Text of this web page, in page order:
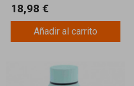
18,98 €
Añadir al carrito